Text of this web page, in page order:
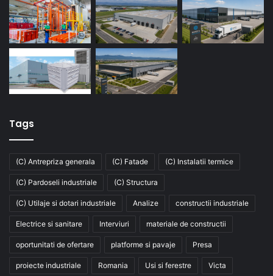
Tags
(C) Antrepriza generala (C) Fatade (C) Instalatii termice
(C) Pardoseli industriale (C) Structura
(C) Utilaje si dotari industriale Analize constructii industriale
Electrice si sanitare Interviuri materiale de constructii
oportunitati de ofertare platforme si pavaje Presa
proiecte industriale Romania Usi si ferestre Victa